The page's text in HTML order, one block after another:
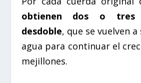
obtienen dos o tres
desdoble, que se vuelven
agua para continuar el
mejillones.